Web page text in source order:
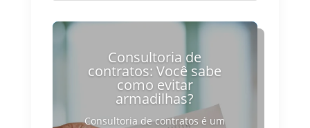
Consultoria de
contratos: Você sabe
como evitar
armadilhas?
Consultoria de contratos é um